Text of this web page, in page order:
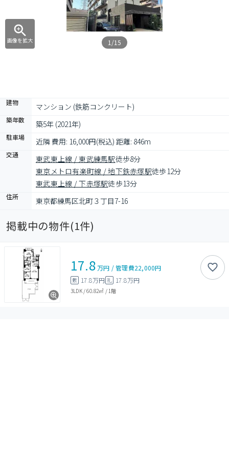
画像を拡大 1/15
建物 マンション (鉄筋コンクリート)
築年数 築5年 (2021年)
駐車場 近隣 費用: 16,000円(税込) 距離: 846m
交通 東武東上線 / 東武練馬駅徒歩8分
東京メトロ有楽町線 / 地下鉄赤塚駅徒歩12分
東武東上線 / 下赤塚駅徒歩13分
住所 東京都練馬区北町３丁目7-16
掲載中の物件(1件)
17.8万円 /管理費22,000円
敷 17.8万円 礼 17.8万円
3LDK/60.82㎡ / 1階